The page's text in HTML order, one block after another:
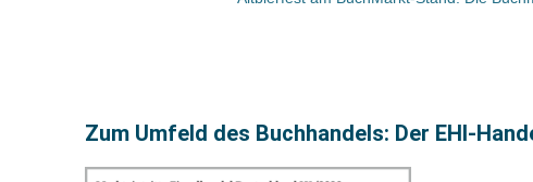
Zum Umfeld des Buchhandels: Der EHI-